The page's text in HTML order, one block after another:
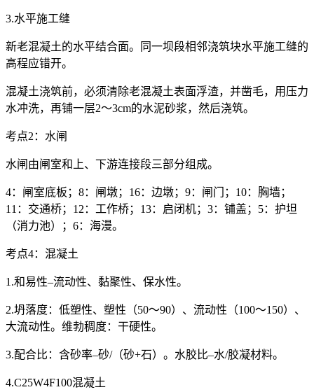
3.水平施工缝
新老混凝土的水平结合面。同一坝段相邻浇筑块水平施工缝的
高程应错开。
混凝土浇筑前，必须清除老混凝土表面浮渣，并凿毛，用压力
水冲洗，再铺一层2～3cm的水泥砂浆，然后浇筑。
考点2：水闸
水闸由闸室和上、下游连接段三部分组成。
4：闸室底板；8：闸墩；16：边墩；9：闸门；10：胸墙；
11：交通桥；12：工作桥；13：启闭机；3：铺盖；5：护坦
（消力池）；6：海漫。
考点4：混凝土
1.和易性–流动性、黏聚性、保水性。
2.坍落度：低塑性、塑性（50～90）、流动性（100～150）、
大流动性。维勃稠度：干硬性。
3.配合比：含砂率–砂/（砂+石）。水胶比–水/胶凝材料。
4.C25W4F100混凝土